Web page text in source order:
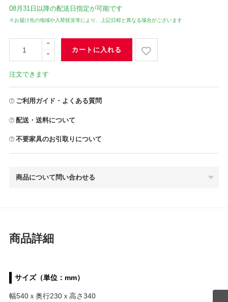
08月31日 以降の配送日指定が可能です
※お届け先の地域や入荷状況等により、上記日程と異なる場合がございます
カートに入れる
注文できます
ご利用ガイド・よくある質問
配送・送料について
不要家具のお引取りについて
商品について問い合わせる
商品詳細
サイズ（単位：mm）
幅540ｘ奥行230ｘ高さ340